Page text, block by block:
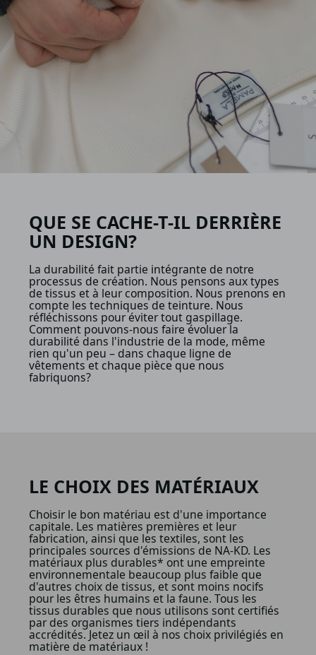
QUE SE CACHE-T-IL DERRIÈRE
UN DESIGN?
La durabilité fait partie intégrante de notre
processus de création. Nous pensons aux types
de tissus et à leur composition. Nous prenons en
compte les techniques de teinture. Nous
réfléchissons pour éviter tout gaspillage.
Comment pouvons-nous faire évoluer la
durabilité dans l'industrie de la mode, même
rien qu'un peu – dans chaque ligne de
vêtements et chaque pièce que nous
fabriquons?
LE CHOIX DES MATÉRIAUX
Choisir le bon matériau est d'une importance
capitale. Les matières premières et leur
fabrication, ainsi que les textiles, sont les
principales sources d'émissions de NA-KD. Les
matériaux plus durables* ont une empreinte
environnementale beaucoup plus faible que
d'autres choix de tissus, et sont moins nocifs
pour les êtres humains et la faune. Tous les
tissus durables que nous utilisons sont certifiés
par des organismes tiers indépendants
accrédités. Jetez un œil à nos choix privilégiés en
matière de matériaux !